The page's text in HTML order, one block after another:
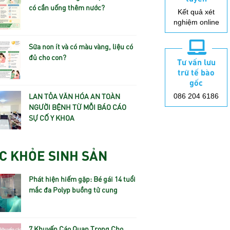
có cần uống thêm nước?
Sữa non ít và có màu vàng, liệu có
đủ cho con?
LAN TỎA VĂN HÓA AN TOÀN
NGƯỜI BỆNH TỪ MỖI BÁO CÁO
SỰ CỐ Y KHOA
KHỎE SINH SẢN
Phát hiện hiếm gặp: Bé gái 14 tuổi
mắc đa Polyp buồng tử cung
Kết quả xét
nghiệm online
Tư vấn lưu
trữ tế bào
gốc
086 204 6186